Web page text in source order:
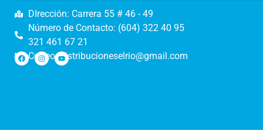
DIrección: Carrera 55 # 46 - 49
Número de Contacto: (604) 322 40 95
321 461 67 21
Correo: distribucioneselrio@gmail.com